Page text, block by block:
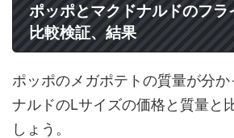
ポッポとマクドナルドのフラ
比較検証、結果
ポッポのメガポテトの質量が分
ナルドのLサイズの価格と質量と
しょう。